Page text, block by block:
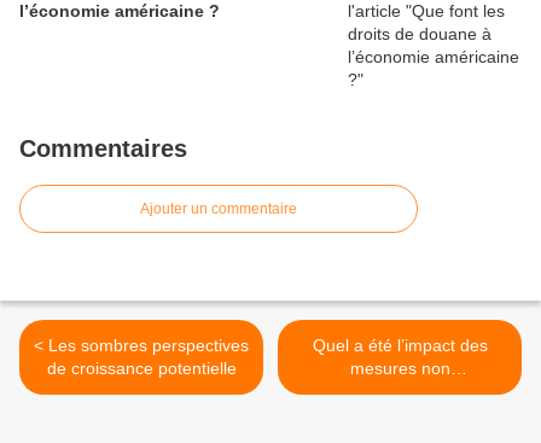
l’économie américaine ?
Commentaires
Ajouter un commentaire
< Les sombres perspectives
de croissance potentielle
Quel a été l’impact des
mesures non
conventionnelles de la BCE